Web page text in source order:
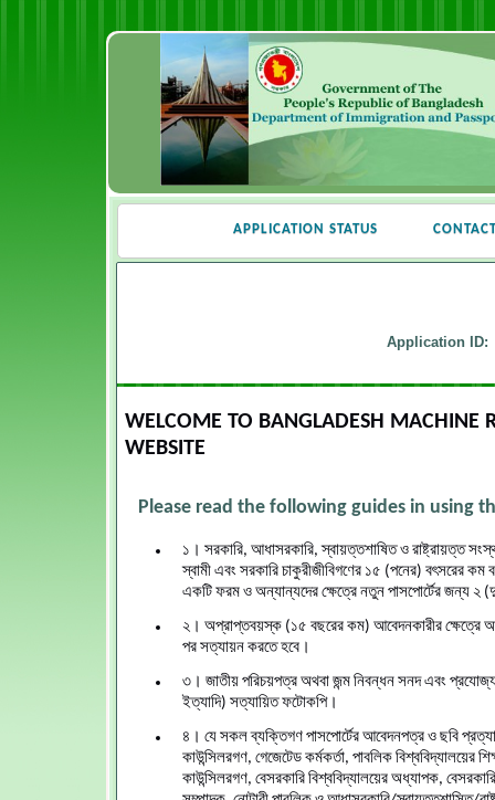
APPLICATION STATUS
Application ID:
WELCOME TO BANGLADESH MACHINE
WEBSITE
Please read the following guides in using
১। সরকারি, আধাসরকারি, স্বায়ত্তশাষিত ও রাষ্ট্রায়ত্ত
স্বামী এবং সরকারি চাকুরীজীবিগণের ১৫ (পনের) বৎসরের
একটি ফরম ও অন্যান্যদের ক্ষেত্রে নতুন পাসপোর্টের জন্য ২
২। অপ্রাপ্তবয়স্ক (১৫ বছরের কম) আবেদনকারীর ক্ষেত্রে
পর সত্যায়ন করতে হবে।
৩। জাতীয় পরিচয়পত্র অথবা জন্ম নিবন্ধন সনদ এবং প্রযোজ্য
ইত্যাদি) সত্যায়িত ফটোকপি।
৪। যে সকল ব্যক্তিগণ পাসপোর্টের আবেদনপত্র ও ছবি
কাউন্সিলরগণ, গেজেটেড কর্মকর্তা, পাবলিক বিশ্ববিদ্যালয়ের
কাউন্সিলরগণ, বেসরকারি বিশ্ববিদ্যালয়ের অধ্যাপক,